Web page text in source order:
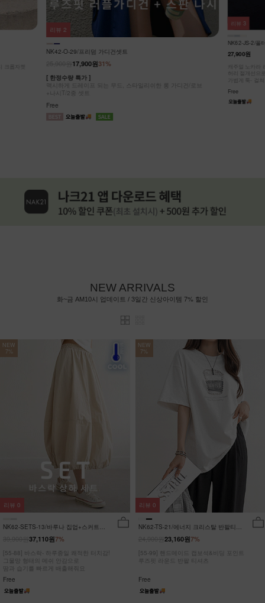
NK62-JS-2/폴터 스텐드 데님 베스트_DY
캐주얼 노카라 라운드넥 디자인!
허리 절개선으로 부해 보임 없이 슬림한 실루엣!
가볍게 툭- 걸쳐도 룩에 포인트!
Free
리뷰3
NK42-J-5/차이
25,900원
[ 한정수량 특
Free
리뷰 3
NEW ARRIVALS
화~금 AM10시 업데이트 / 3일간 신상아이템 7% 할인
NEW
7%
NK62-SETS-13/바루나 집업+스커트
7%
37,110원
[55-88] 바스락- 하루종일 쾌적한 터치감!
그물망 형태의 메쉬 안감으로
땀과 습기를 빠르게 배출해줘요
Free
리뷰 0
NEW
7%
NK62-TS-21/에너지 크리스탈 반팔티
7%
23,160원
[55-99] 핸드메이드 캡보석&비딩 포인트
루즈핏 라운드 반팔 티셔츠
Free
리뷰 0